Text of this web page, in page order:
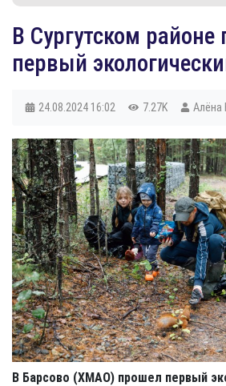
В Сургутском районе
первый
24.08.2024 16:02 7.27K Алёна
В Барсово (ХМАО) прошел первый